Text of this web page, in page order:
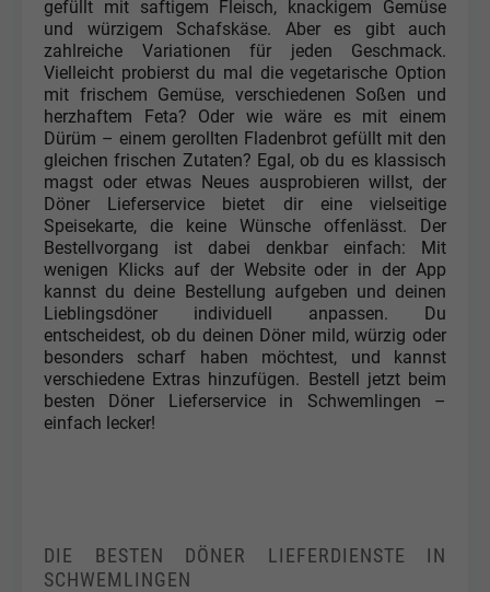
gefüllt mit saftigem Fleisch, knackigem Gemüse
und würzigem Schafskäse. Aber es gibt auch
zahlreiche Variationen für jeden Geschmack.
Vielleicht probierst du mal die vegetarische Option
mit frischem Gemüse, verschiedenen Soßen und
herzhaftem Feta? Oder wie wäre es mit einem
Dürüm – einem gerollten Fladenbrot gefüllt mit den
gleichen frischen Zutaten? Egal, ob du es klassisch
magst oder etwas Neues ausprobieren willst, der
Döner Lieferservice bietet dir eine vielseitige
Speisekarte, die keine Wünsche offenlässt. Der
Bestellvorgang ist dabei denkbar einfach: Mit
wenigen Klicks auf der Website oder in der App
kannst du deine Bestellung aufgeben und deinen
Lieblingsdöner individuell anpassen. Du
entscheidest, ob du deinen Döner mild, würzig oder
besonders scharf haben möchtest, und kannst
verschiedene Extras hinzufügen. Bestell jetzt beim
besten Döner Lieferservice in Schwemlingen –
einfach lecker!
DIE BESTEN DÖNER LIEFERDIENSTE IN
SCHWEMLINGEN